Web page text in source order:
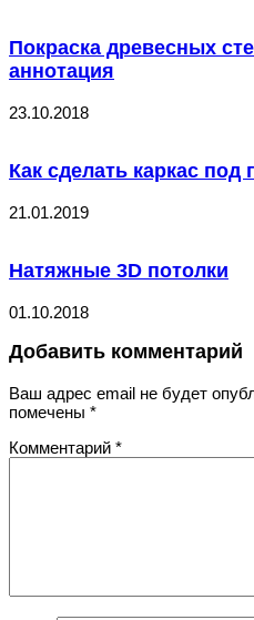
Покраска древесных
аннотация
23.10.2018
Как сделать каркас под
21.01.2019
Натяжные 3D потолки
01.10.2018
Добавить комментарий
Ваш адрес email не будет
помечены *
Комментарий *